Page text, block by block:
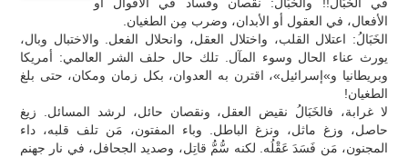
الأفعال، في العقول أو الأبدان، وضرب مِن الطغيان.
الخَبَالُ: اعتلال القلب، واختلال العقل، وانحلال الفعل. والاختبال وبال،
يورث عناء الحال وسوء المآل. تلك حال حلف الشر العالمي: أمريكا
وبريطانيا و»إسرائيل»، اقترن به العدوان، بكل زمان ومكان، حتى بلغ
الطغيان!
لا غرابة، فالخَبَالُ نقيض العقل، ونقصان حائل، لرشد المسائل. زيغ
حاصل، وزغ ماثل، ونزغ الباطل. وباء المفتون، مَن تلف قلبه، داء
المجنون، مَن فَسَدَ عَقْلُه. لكنه سُّمُّ قاتِل، وصديد الجحافل، في نار جهنم